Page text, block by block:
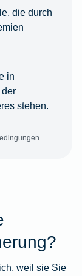
die durch
in
stehen.
weil sie Sie